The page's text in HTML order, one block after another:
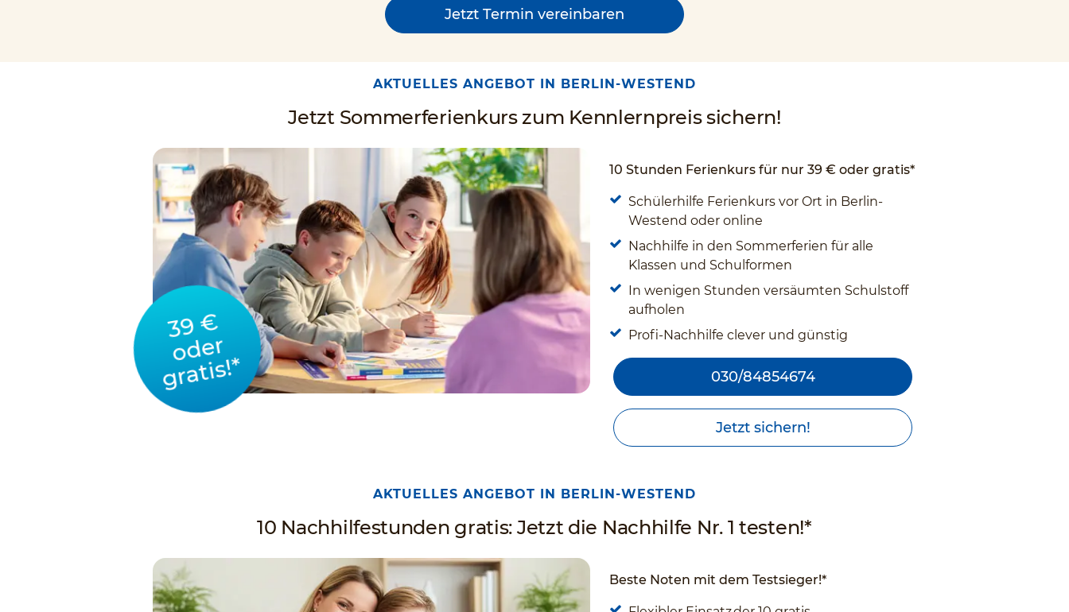
Jetzt Termin vereinbaren
AKTUELLES ANGEBOT IN BERLIN-WESTEND
Jetzt Sommerferienkurs zum Kennlernpreis sichern!
39 €
oder
gratis!*
10 Stunden Ferienkurs für nur 39 € oder gratis*
Schülerhilfe Ferienkurs vor Ort in Berlin-
Westend oder online
Nachhilfe in den Sommerferien für alle
Klassen und Schulformen
In wenigen Stunden versäumten Schulstoff
aufholen
Profi-Nachhilfe clever und günstig
030/84854674
Jetzt sichern!
AKTUELLES ANGEBOT IN BERLIN-WESTEND
10 Nachhilfestunden gratis: Jetzt die Nachhilfe Nr. 1 testen!*
Beste Noten mit dem Testsieger!*